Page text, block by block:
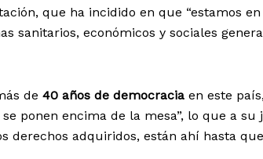
que ha incidido en que “estamos
sanitarios, económicos y sociales
de 40 años de democracia en este
ponen encima de la mesa”, lo que a su
derechos adquiridos, están ahí hasta